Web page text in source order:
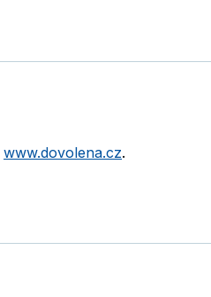
www.dovolena.cz.